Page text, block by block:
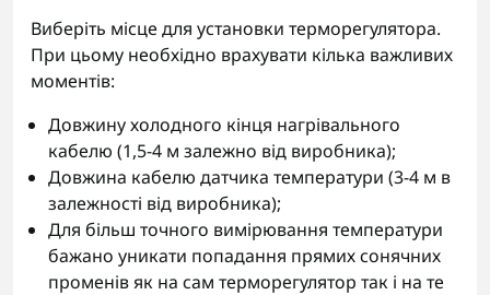
Виберіть місце для установки терморегулятора.
При цьому необхідно врахувати кілька важливих
моментів:
Довжину холодного кінця нагрівального
кабелю (1,5-4 м залежно від виробника);
Довжина кабелю датчика температури (3-4 м в
залежності від виробника);
Для більш точного вимірювання температури
бажано уникати попадання прямих сонячних
променів як на сам терморегулятор так і на те